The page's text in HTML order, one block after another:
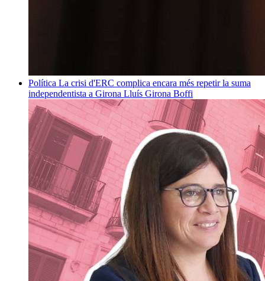
Política La crisi d'ERC complica encara més repetir la suma
independentista a Girona Lluís Girona Boffi